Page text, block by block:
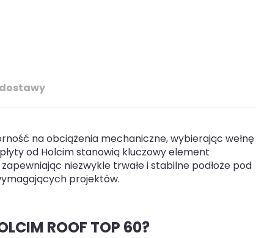
na obciążenia mechaniczne, wybierając
od Holcim stanowią kluczowy element
niezwykle trwałe i stabilne podłoże pod
projektów.
ROOF TOP 60?